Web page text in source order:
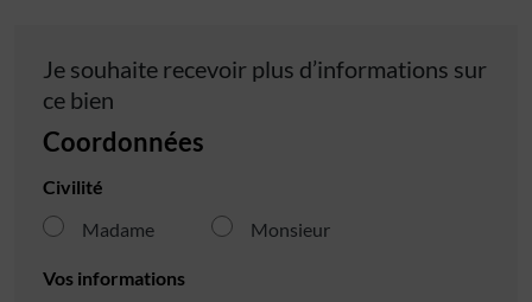
Je souhaite recevoir plus d’informations sur
ce bien
Coordonnées
Civilité
Madame
Monsieur
Vos informations